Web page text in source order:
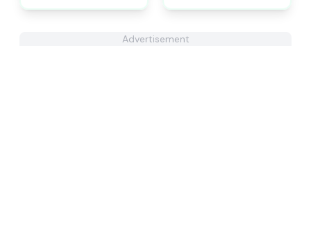
Advertisement